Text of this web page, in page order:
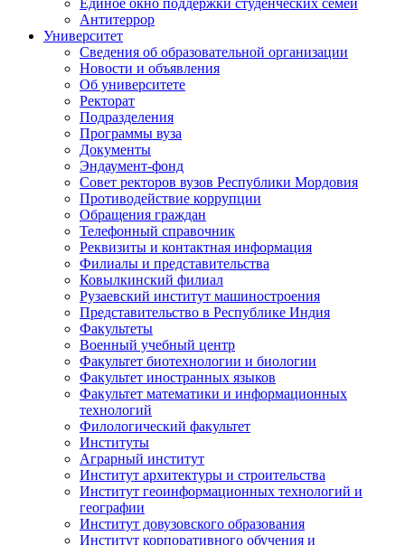
Антитеррор
Университет
Сведения об образовательной организации
Новости и объявления
Об университете
Ректорат
Подразделения
Программы вуза
Документы
Эндаумент-фонд
Совет ректоров вузов Республики Мордовия
Противодействие коррупции
Обращения граждан
Телефонный справочник
Реквизиты и контактная информация
Филиалы и представительства
Ковылкинский филиал
Рузаевский институт машиностроения
Представительство в Республике Индия
Факультеты
Военный учебный центр
Факультет биотехнологии и биологии
Факультет иностранных языков
Факультет математики и информационных
технологий
Филологический факультет
Институты
Аграрный институт
Институт архитектуры и строительства
Институт геоинформационных технологий и
географии
Институт довузовского образования
Институт корпоративного обучения и